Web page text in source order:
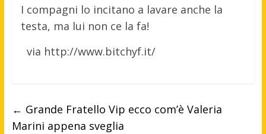
I compagni lo incitano a lavare anche la
testa, ma lui non ce la fa!
via http://www.bitchyf.it/
← Grande Fratello Vip ecco com’è Valeria
Marini appena sveglia